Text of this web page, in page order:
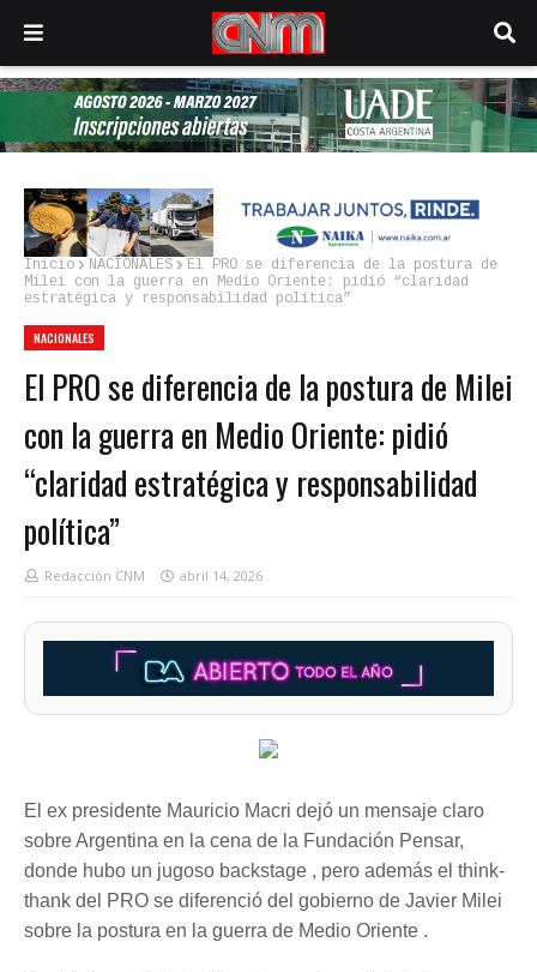
Inicio NACIONALES
El PRO se diferencia de la postura de
Milei con la guerra en Medio Oriente: pidió “claridad
estratégica y responsabilidad política”
NACIONALES
El PRO se diferencia de la postura de Milei
con la guerra en Medio Oriente: pidió
“claridad estratégica y responsabilidad
política”
Redacción CNM abril 14, 2026
El ex presidente Mauricio Macri dejó un mensaje claro
sobre Argentina en la cena de la Fundación Pensar,
donde hubo un jugoso backstage , pero además el think-
thank del PRO se diferenció del gobierno de Javier Milei
sobre la postura en la guerra de Medio Oriente .